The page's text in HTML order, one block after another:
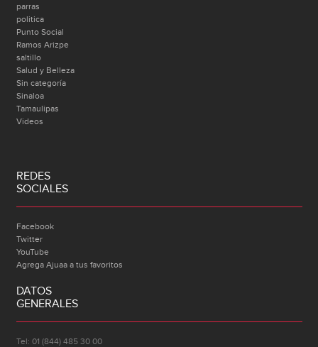
parras
politica
Punto Social
Ramos Arizpe
saltillo
Salud y Belleza
Sin categoría
Sinaloa
Tamaulipas
Videos
REDES
SOCIALES
Facebook
Twitter
YouTube
Agrega Ajuaa a tus favoritos
DATOS
GENERALES
Tel: 01 (844) 485 30 00